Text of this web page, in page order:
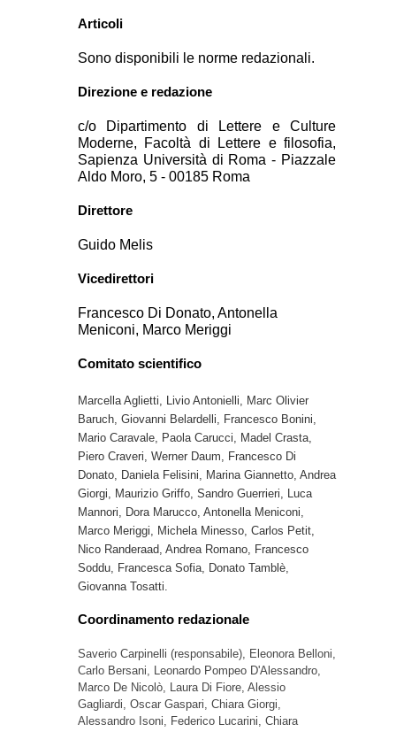
Articoli
Sono disponibili le norme redazionali.
Direzione e redazione
c/o Dipartimento di Lettere e Culture
Moderne, Facoltà di Lettere e filosofia,
Sapienza Università di Roma - Piazzale
Aldo Moro, 5 - 00185 Roma
Direttore
Guido Melis
Vicedirettori
Francesco Di Donato, Antonella
Meniconi, Marco Meriggi
Comitato scientifico
Marcella Aglietti, Livio Antonielli, Marc Olivier
Baruch, Giovanni Belardelli,
Francesco Bonini,
Mario Caravale, Paola Carucci, Madel Crasta,
Piero Craveri, Werner Daum, Francesco Di
Donato, Daniela Felisini , Marina Giannetto, Andrea
Giorgi, Maurizio Griffo, Sandro Guerrieri,
Luca
Mannori, Dora Marucco, Antonella Meniconi,
Marco Meriggi, Michela Minesso , Carlos Petit,
Nico Randeraad, Andrea Romano, Francesco
Soddu, Francesca Sofia, Donato Tamblè,
Giovanna Tosatti.
Coordinamento redazionale
Saverio Carpinelli (responsabile), Eleonora Belloni,
Carlo Bersani, Leonardo Pompeo D'Alessandro,
Marco De Nicolò, Laura Di Fiore, Alessio
Gagliardi, Oscar Gaspari, Chiara Giorgi,
Alessandro Isoni, Federico Lucarini, Chiara